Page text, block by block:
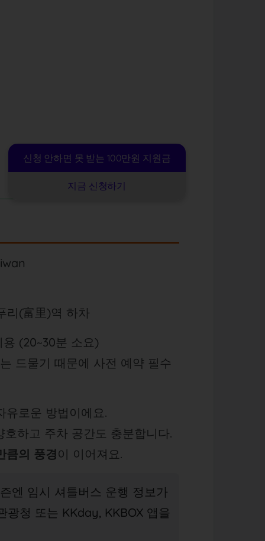
신청 안하면 못 받는 100만원 지원금
지금 신청하기
리(富里)역 하차
(20~30분 소요)
드물기 때문에 사전 예약 필수
유로운 방법이에요.
하고 주차 공간도 충분합니다.
큼의 풍경이 이어져요.
엔 임시 셔틀버스 운행 정보가
광청 또는 KKday, KKBOX 앱을